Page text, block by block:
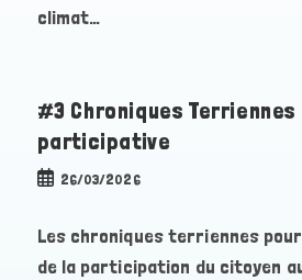
climat…
#3 Chroniques
participative
Publication
26/03/2026
Les chroniques terriennes
de la participation du citoyen